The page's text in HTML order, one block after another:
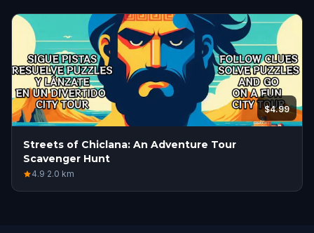
$4.99
Streets of Chiclana: An Adventure Tour
Scavenger Hunt
4.9·2.0 km